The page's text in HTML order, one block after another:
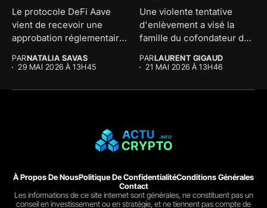
Le protocole DeFi Aave
vient de recevoir une
approbation réglementaire
PARNATALIA SAVAS
29 MAI 2026 À 13H45
Une violente tentative
d'enlèvement a visé la
famille du cofondateur de
PARLAURENT GIGAUD
21 MAI 2026 À 13H46
À Propos De NousPolitique De ConfidentialitéConditions Générales
Contact
Les informations de ce site internet sont générales, ne constituent pas un
conseil en investissement ou en stratégie, et ne tiennent pas compte de